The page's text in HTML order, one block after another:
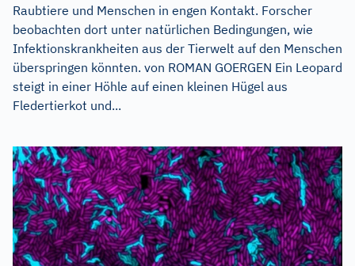
Raubtiere und Menschen in engen Kontakt. Forscher
beobachten dort unter natürlichen Bedingungen, wie
Infektionskrankheiten aus der Tierwelt auf den Menschen
überspringen könnten. von ROMAN GOERGEN Ein Leopard
steigt in einer Höhle auf einen kleinen Hügel aus
Fledertierkot und...